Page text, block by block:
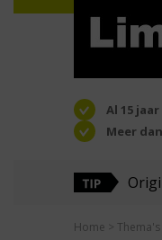
Al 15
Meer
Home > Thema's